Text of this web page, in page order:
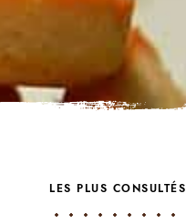
LES PLUS CONSULTÉS